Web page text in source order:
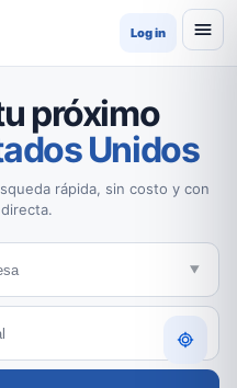
Log in
próximo
Unidos
rápida, sin costo y con